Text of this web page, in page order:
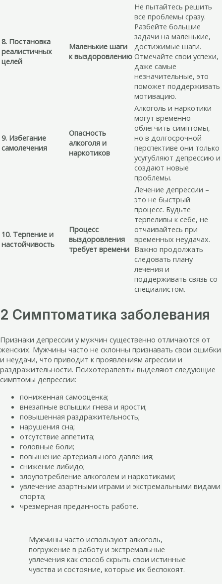
8. Постановка
реалистичных
целей
Маленькие шаги
к выздоровлению
Не пытайтесь решить
все проблемы сразу.
Разбейте большие
задачи на маленькие,
достижимые шаги.
Отмечайте свои успехи,
даже самые
незначительные, это
поможет поддерживать
мотивацию.
9. Избегание
самолечения
Опасность
алкоголя и
наркотиков
Алкоголь и наркотики
могут временно
облегчить симптомы,
но в долгосрочной
перспективе они только
усугубляют депрессию и
создают новые
проблемы.
10. Терпение и
настойчивость
Процесс
выздоровления
требует времени
Лечение депрессии –
это не быстрый
процесс. Будьте
терпеливы к себе, не
отчаивайтесь при
временных неудачах.
Важно продолжать
следовать плану
лечения и
поддерживать связь со
специалистом.
2 Симптоматика заболевания
Признаки депрессии у мужчин существенно отличаются от
женских. Мужчины часто не склонны признавать свои ошибки
и неудачи, что приводит к проявлениям агрессии и
раздражительности. Психотерапевты выделяют следующие
симптомы депрессии:
пониженная самооценка;
внезапные вспышки гнева и ярости;
повышенная раздражительность;
нарушения сна;
отсутствие аппетита;
головные боли;
повышение артериального давления;
снижение либидо;
злоупотребление алкоголем и наркотиками;
увлечение азартными играми и экстремальными видами
спорта;
чрезмерная преданность работе.
Мужчины часто используют алкоголь,
погружение в работу и экстремальные
увлечения как способ скрыть свои истинные
чувства и состояние, которые их беспокоят.